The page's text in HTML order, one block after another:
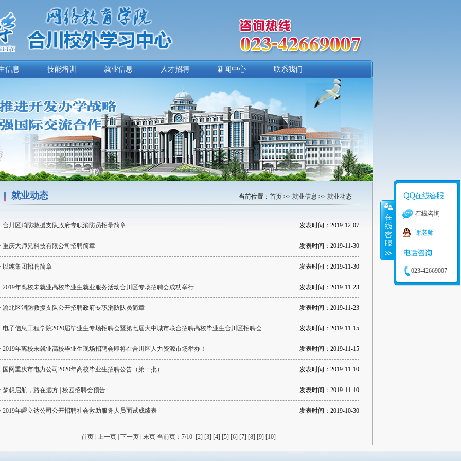
在线咨询
谢老师
023-42669007
信息 技能培训 就业信息 人才招聘 新闻中心 联系我们
就业动态 当前位置： 首页 >> 就业信息 >> 就业动态
合川区消防救援支队政府专职消防员招录简章 发表时间：2019-12-07
重庆大师兄科技有限公司招聘简章 发表时间：2019-11-30
以纯集团招聘简章 发表时间：2019-11-30
2019年离校未就业高校毕业生就业服务活动合川区专场招聘会成功举行 发表时间：2019-11-23
渝北区消防救援支队公开招聘政府专职消防队员简章 发表时间：2019-11-23
电子信息工程学院2020届毕业生专场招聘会暨第七届大中城市联合招聘高校毕业生合川区招聘会 发表时间：2019-11-15
2019年离校未就业高校毕业生现场招聘会即将在合川区人力资源市场举办！ 发表时间：2019-11-15
国网重庆市电力公司2020年高校毕业生招聘公告（第一批） 发表时间：2019-11-10
梦想启航，路在远方 | 校园招聘会预告 发表时间：2019-11-10
2019年瞬立达公司公开招聘社会救助服务人员面试成绩表 发表时间：2019-10-30
首页| 上一页| 下一页| 末页当前页：7/10 [2] [3] [4] [5] [6] [7] [8] [9] [10]